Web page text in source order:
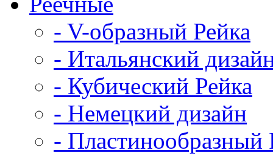
- V-образный Рейка
- Итальянский
- Кубический Рейка
- Немецкий дизайн
- Пластинообразный